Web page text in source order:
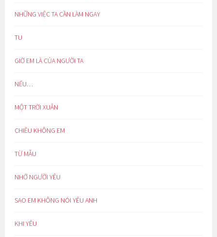
NHỮNG VIỆC TA CẦN LÀM NGAY
TU
GIỜ EM LÀ CỦA NGƯỜI TA
NẾU…
MỘT TRỜI XUÂN
CHIỀU KHÔNG EM
TỪ MẪU
NHỚ NGƯỜI YÊU
SAO EM KHÔNG NÓI YÊU ANH
KHI YÊU